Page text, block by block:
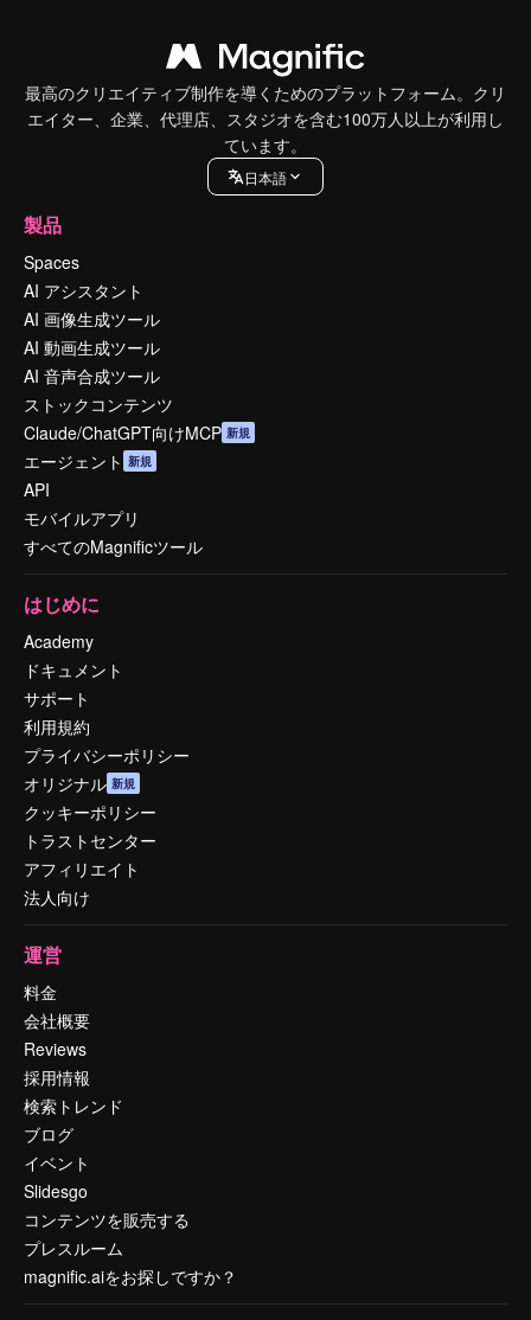
最高のクリエイティブ制作を導くためのプラットフォーム。クリ
エイター、企業、代理店、スタジオを含む100万人以上が利用し
ています。
日本語
製品
Spaces
AI アシスタント
AI 画像生成ツール
AI 動画生成ツール
AI 音声合成ツール
ストックコンテンツ
Claude/ChatGPT向けMCP 新規
エージェント 新規
API
モバイルアプリ
すべてのMagnificツール
はじめに
Academy
ドキュメント
サポート
利用規約
プライバシーポリシー
オリジナル 新規
クッキーポリシー
トラストセンター
アフィリエイト
法人向け
運営
料金
会社概要
Reviews
採用情報
検索トレンド
ブログ
イベント
Slidesgo
コンテンツを販売する
プレスルーム
magnific.aiをお探しですか？